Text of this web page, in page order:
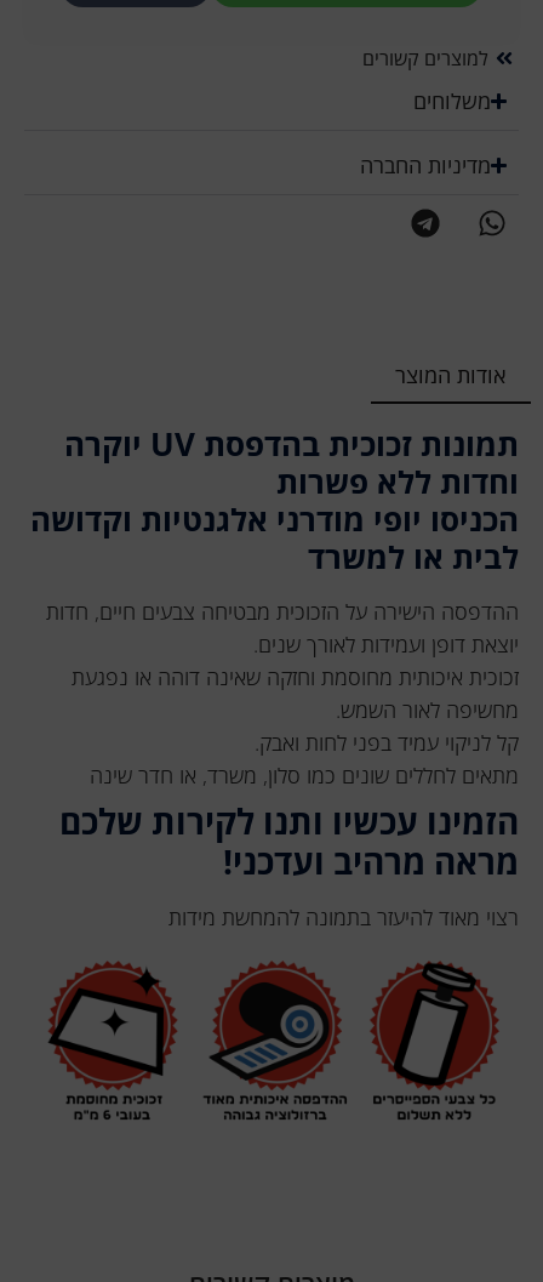
למוצרים קשורים
משלוחים
מדיניות החברה
אודות המוצר
תמונות זכוכית בהדפסת UV יוקרה
וחדות ללא פשרות
הכניסו יופי מודרני אלגנטיות וקדושה
לבית או למשרד
ההדפסה הישירה על הזכוכית מבטיחה צבעים חיים, חדות
יוצאת דופן ועמידות לאורך שנים.
זכוכית איכותית מחוסמת וחזקה שאינה דוהה או נפגעת
מחשיפה לאור השמש.
קל לניקוי עמיד בפני לחות ואבק.
מתאים לחללים שונים כמו סלון, משרד, או חדר שינה
הזמינו עכשיו ותנו לקירות שלכם
מראה מרהיב ועדכני!
רצוי מאוד להיעזר בתמונה להמחשת מידות